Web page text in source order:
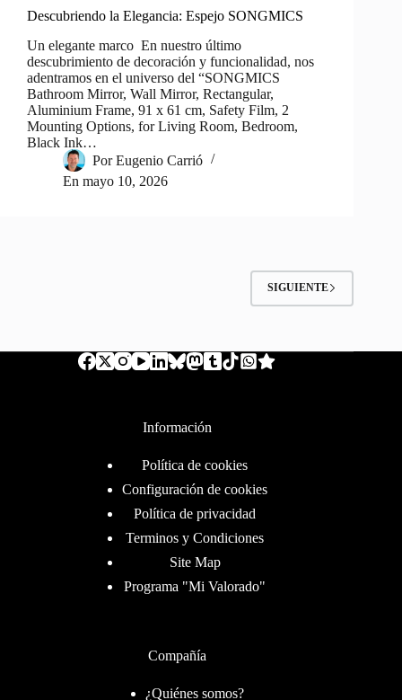
Descubriendo la Elegancia: Espejo SONGMICS
Un elegante marco En nuestro último
descubrimiento de decoración y funcionalidad, nos
adentramos en el universo del “SONGMICS
Bathroom Mirror, Wall Mirror, Rectangular,
Aluminium Frame, 91 x 61 cm, Safety Film, 2
Mounting Options, for Living Room, Bedroom,
Black Ink…
Por Eugenio Carrió
En mayo 10, 2026
SIGUIENTE
Información
Política de cookies
Configuración de cookies
Política de privacidad
Terminos y Condiciones
Site Map
Programa "Mi Valorado"
Compañía
¿Quiénes somos?